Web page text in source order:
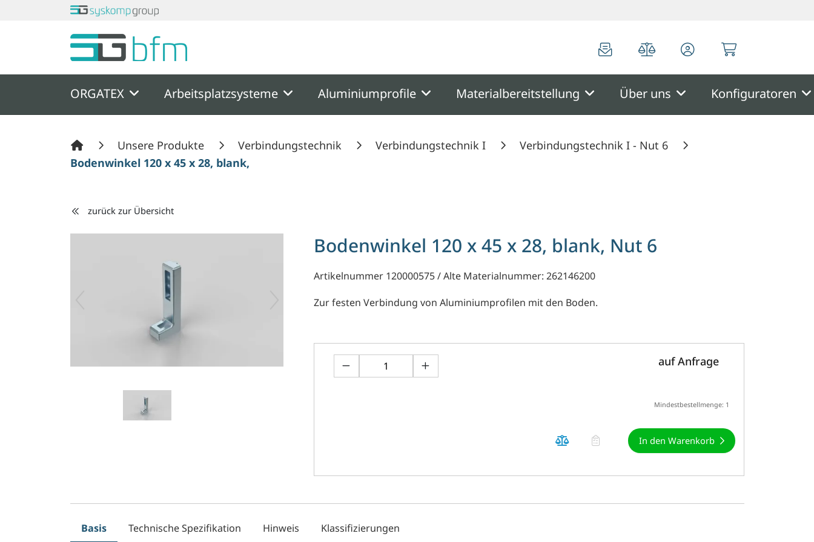
Springe zu Hauptinhalt Springe zum Header
ORGATEX Arbeitsplatzsysteme Aluminiumprofile Materialbereitstellung Über uns Konfiguratoren
Unsere Produkte Verbindungstechnik Verbindungstechnik I
Verbindungstechnik I - Nut 6
Bodenwinkel 120 x 45 x 28, blank, Nut 6
zurück zur Übersicht
Bodenwinkel 120 x 45 x 28, blank, Nut 6
Artikelnummer 120000575 / Alte Materialnummer: 262146200
Zur festen Verbindung von Aluminiumprofilen mit den Boden.
auf Anfrage
Mindestbestellmenge: 1
In den Warenkorb
Basis Technische Spezifikation Hinweis Klassifizierungen